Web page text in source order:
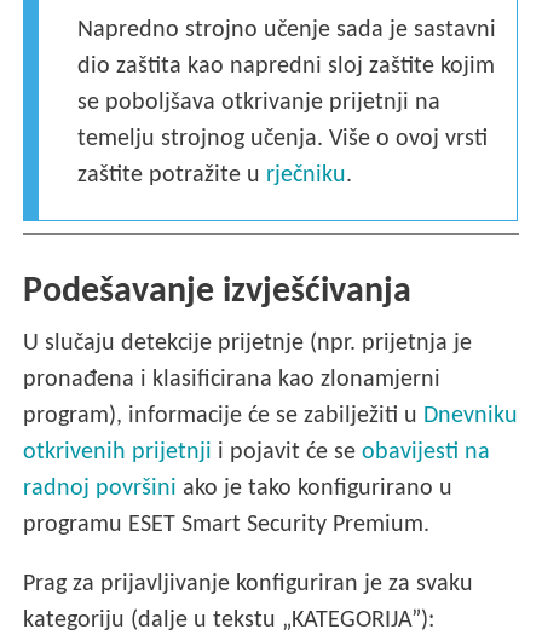
Napredno strojno učenje sada je sastavni
dio zaštita kao napredni sloj zaštite kojim
se poboljšava otkrivanje prijetnji na
temelju strojnog učenja. Više o ovoj vrsti
zaštite potražite u rječniku.
Podešavanje izvješćivanja
U slučaju detekcije prijetnje (npr. prijetnja je
pronađena i klasificirana kao zlonamjerni
program), informacije će se zabilježiti u Dnevniku
otkrivenih prijetnji i pojavit će seobavijesti na
radnoj površini ako je tako konfigurirano u
programu ESET Smart Security Premium.
Prag za prijavljivanje konfiguriran je za svaku
kategoriju (dalje u tekstu „KATEGORIJA”):